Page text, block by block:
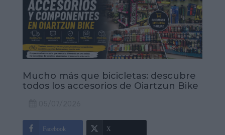
Mucho más que bicicletas: descubre
todos los accesorios de Oiartzun Bike
Facebook X